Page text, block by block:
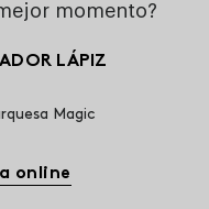
momento?
LÁPIZ
Magic
online